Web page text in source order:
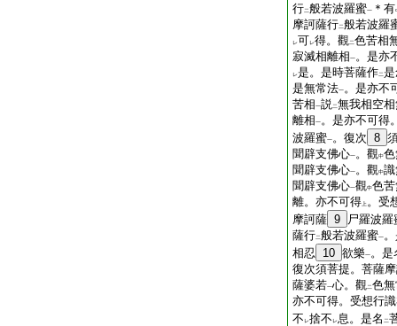
行二般若波羅蜜一 ＊有
摩訶薩行二般若波羅
レ可レ得。觀二色苦相
寂滅相離相一。是亦
レ是。是時菩薩作二
是無常法一。是亦不
苦相一説二無我相空
離相一。是亦不可得
波羅蜜一。復次 8
聞辟支佛心一。觀中
聞辟支佛心一。觀中
聞辟支佛心一觀中色
離。亦不可得 上 。受
摩訶薩 9 尸羅波羅
薩行二般若波羅蜜一
相忍
10 欲樂一。是
復次須菩提。菩薩
薩婆若一心。觀二色
亦不可得。受想行
不 レ捨不 レ息。是名 二